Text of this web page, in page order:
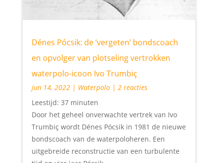
Dénes Pócsik: de ‘vergeten’ bondscoach
en opvolger van plotseling vertrokken
waterpolo-icoon Ivo Trumbiç
jun 14, 2022| Waterpolo| 2 reacties
Leestijd: 37 minuten
Door het geheel onverwachte vertrek van Ivo
Trumbiç wordt Dénes Pócsik in 1981 de nieuwe
bondscoach van de waterpoloheren. Een
uitgebreide reconstructie van een turbulente